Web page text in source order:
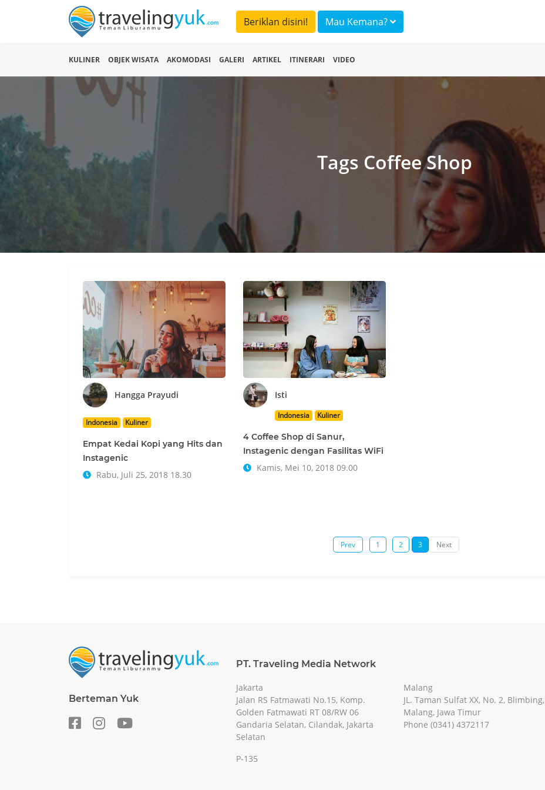
Beriklan disini! Mau Kemana?
KULINER OBJEK WISATA AKOMODASI GALERI ARTIKEL ITINERARI VIDEO
Tags Coffee Shop
Hangga Prayudi
Indonesia Kuliner
Empat Kedai Kopi yang Hits dan
Instagenic
Rabu, Juli 25, 2018 18.30
Isti
Indonesia Kuliner
4 Coffee Shop di Sanur,
Instagenic dengan Fasilitas WiFi
Kamis, Mei 10, 2018 09.00
Prev 1 2 3 Next
PT. Traveling Media Network
Berteman Yuk
Jakarta
Jalan RS Fatmawati No.15, Komp.
Golden Fatmawati RT 08/RW 06
Gandaria Selatan, Cilandak, Jakarta
Selatan
P-135
Malang
JL. Taman Sulfat XX, No. 2, Blimbing,
Malang, Jawa Timur
Phone (0341) 4372117